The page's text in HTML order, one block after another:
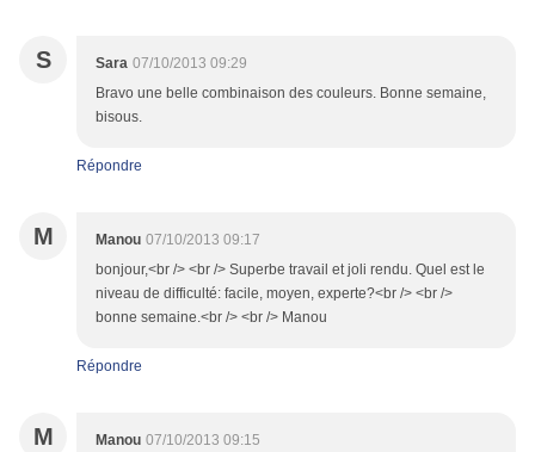
S Sara 07/10/2013 09:29
Bravo une belle combinaison des couleurs. Bonne semaine,
bisous.
Répondre
M Manou 07/10/2013 09:17
bonjour,<br /> <br /> Superbe travail et joli rendu. Quel est le
niveau de difficulté: facile, moyen, experte?<br /> <br />
bonne semaine.<br /> <br /> Manou
Répondre
M Manou 07/10/2013 09:15